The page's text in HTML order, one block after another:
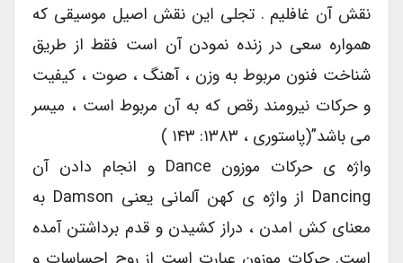
نقش آن غافلیم . تجلی این نقش اصیل موسیقی که
همواره سعی در زنده نمودن آن است فقط از طریق
شناخت فنون مربوط به وزن ، آهنگ ، صوت ، کیفیت
و حرکات نیرومند رقص که به آن مربوط است ، میسر
می باشد”(پاستوری ، ۱۳۸۳: ۱۴۳ )
واژه ی حرکات موزون Dance و انجام دادن آن
Dancing از واژه ی کهن آلمانی یعنی Damson به
معنای کش امدن ، دراز کشیدن و قدم برداشتن آمده